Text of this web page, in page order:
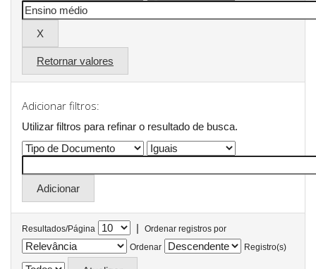
Retornar valores
Adicionar filtros:
Utilizar filtros para refinar o resultado de busca.
Resultados/Página |
Ordenar registros por
Ordenar
Registro(s)